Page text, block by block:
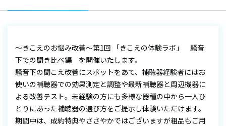
～きこえのお悩み改善～第1回 「きこえの体験ラボ」 騒音
下での聞き比べ編 を開催いたします。
騒音下の聞こえ改善にスポットをあて、補聴器経験者にはお
使いの補聴器での効果測定と調整や最新補聴器と周辺機器に
よる改善テスト。未経験の方にも多様な器種の中から一人ひ
とりにあった補聴器の選び方をご提示し体験いただけます。
期間中は、成約特典やささやかではございますが粗品もご用